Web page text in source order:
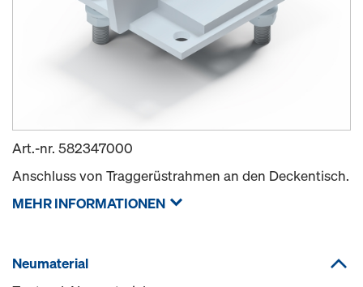
Art.-nr. 582347000
Anschluss von Traggerüstrahmen an den Deckentisch.
MEHR INFORMATIONEN
Neumaterial